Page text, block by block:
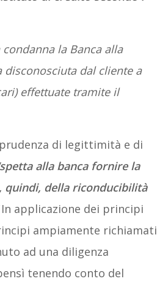
la Banca alla
disconosciuta dal cliente a
effettuate tramite il
di legittimità e di
alla banca fornire la
della riconducibilità
In applicazione dei principi
ampiamente richiamati
ad una diligenza
tenendo conto del